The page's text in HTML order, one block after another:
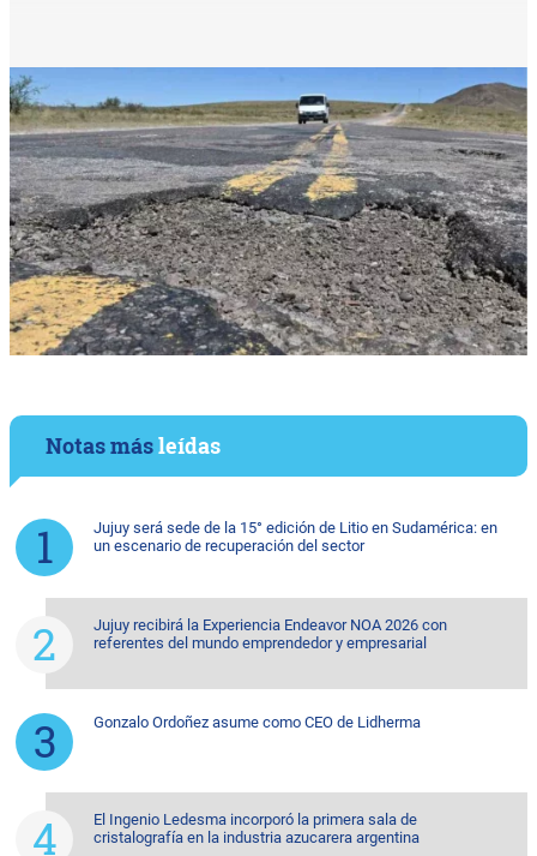
Notas másleídas
Jujuy será sede de la 15° edición de Litio en Sudamérica: en
un escenario de recuperación del sector
Jujuy recibirá la Experiencia Endeavor NOA 2026 con
referentes del mundo emprendedor y empresarial
Gonzalo Ordoñez asume como CEO de Lidherma
El Ingenio Ledesma incorporó la primera sala de
cristalografía en la industria azucarera argentina